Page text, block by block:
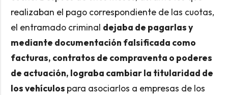
realizaban el pago correspondiente de las cuotas,
el entramado criminal dejaba de pagarlas y
mediante documentación falsificada como
facturas, contratos de compraventa o poderes
de actuación, lograba cambiar la titularidad de
los vehículos para asociarlos a empresas de los